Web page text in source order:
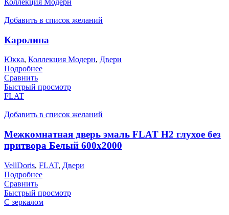
Добавить в список желаний
Каролина
Юкка, Коллекция Модерн, Двери
Подробнее
Сравнить
Быстрый просмотр
FLAT
Добавить в список желаний
Межкомнатная дверь эмаль FLAT H2 глухое без
притвора Белый 600х2000
VellDoris, FLAT, Двери
Подробнее
Сравнить
Быстрый просмотр
С зеркалом